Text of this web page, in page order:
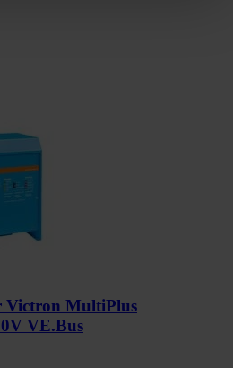
Victron MultiPlus
VE.Bus